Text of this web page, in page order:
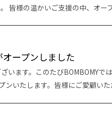
皆様の温かいご支援の中、オ
ープンしました
います。このたびBOMBOMYで
ンいたします。皆様にご愛顧い